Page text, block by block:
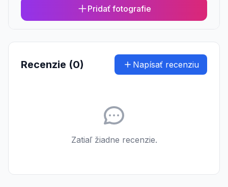
Pridať fotografie
Recenzie (0) Napísať recenziu
Zatiaľ žiadne recenzie.